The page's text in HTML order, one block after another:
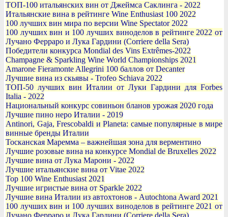
ТОП-100 итальянских вин от Джеймса Саклинга - 2022
Итальянские вина в рейтинге Wine Enthusiast 100 2022
100 лучших вин мира по версии Wine Spectator 2022
100 лучших вин и 100 лучших виноделов в рейтинге 2022 от
Лучано Ферраро и Лука Гардини (Corriere della Sera)
Победители конкурса Mondial des Vins Extrêmes-2022
Champagne & Sparkling Wine World Championships 2021
Amarone Fieramonte Allegrini 100 баллов от Decanter
Лучшие вина из скьявы - Trofeo Schiava 2022
ТОП-50 лучших вин Италии от Луки Гардини для Forbes
Italia - 2022
Национальный конкурс совиньон бланов урожая 2020 года
Лучшие пино неро Италии - 2019
Antinori, Gaja, Frescobaldi и Planeta: самые популярные в мире
винные бренды Италии
Тосканская Маремма – важнейшая зона для верментино
Лучшие розовые вина на конкурсе Mondial de Bruxelles 2022
Лучшие вина от Лука Марони - 2022
Лучшие итальянские вина от Vitae 2022
Top 100 Wine Enthusiast 2021
Лучшие игристые вина от Sparkle 2022
Лучшие вина Италии из автохтонов - Autochtona Award 2021
100 лучших вин и 100 лучших виноделов в рейтинге 2021 от